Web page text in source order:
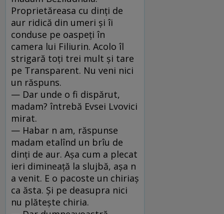
Proprietăreasa cu dinţi de
aur ridică din umeri şi îi
conduse pe oaspeţi în
camera lui Filiurin. Acolo îl
strigară toţi trei mult şi tare
pe Transparent. Nu veni nici
un răspuns.
— Dar unde o fi dispărut,
madam? întrebă Evsei Lvovici
mirat.
— Habar n am, răspunse
madam etalînd un brîu de
dinţi de aur. Aşa cum a plecat
ieri dimineaţă la slujbă, aşa n
a venit. E o pacoste un chiriaş
ca ăsta. Şi pe deasupra nici
nu plăteşte chiria.